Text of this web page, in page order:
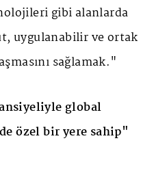
gibi alanlarda
uygulanabilir ve ortak
sağlamak."
global
özel bir yere sahip"